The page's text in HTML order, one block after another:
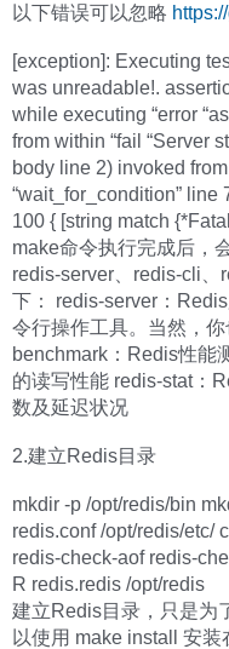
以下错误可以忽略
[exception]: Executing
was unreadable!.
while executing “error
from within “fail “Server
body line 2) invoked
“wait_for_condition”
100 { [string match
make命令执行完成后，
redis-server、redis-cli、
下： redis-server：
令行操作工具。当然，
benchmark：Redis性能
的读写性能 redis-stat：
数及延迟状况
2.建立Redis目录
mkdir -p /opt/redis/bin
redis.conf /opt/redis/etc/
redis-check-aof redis-
R redis.redis /opt/redis
建立Redis目录，只是为
以使用 make install 安